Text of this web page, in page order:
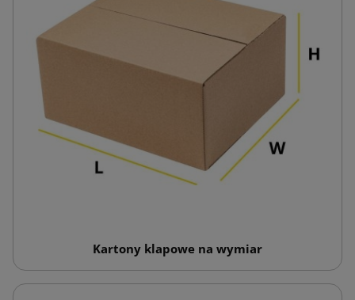
Kartony klapowe na wymiar